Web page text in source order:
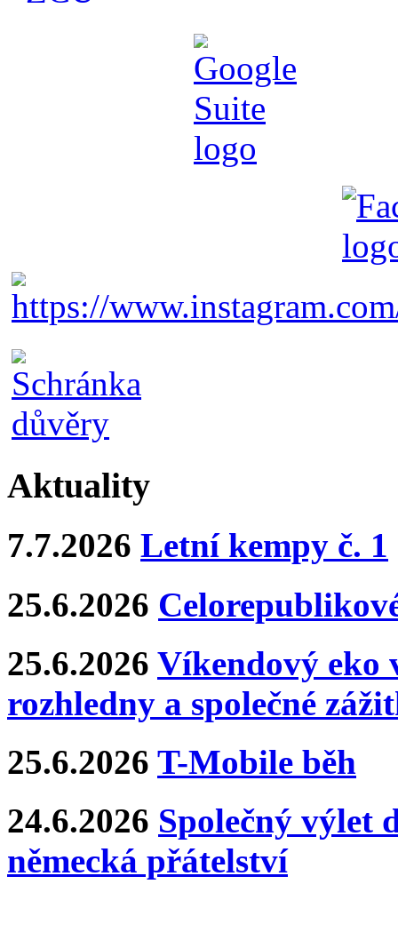
Aktuality
7.7.2026 Letní kempy č. 1
25.6.2026
25.6.2026 Víkendový eko
rozhledny a společné
25.6.2026 T-Mobile běh
24.6.2026 Společný výlet
německá přátelství